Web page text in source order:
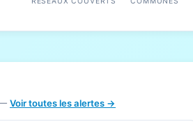
Voir toutes les alertes →